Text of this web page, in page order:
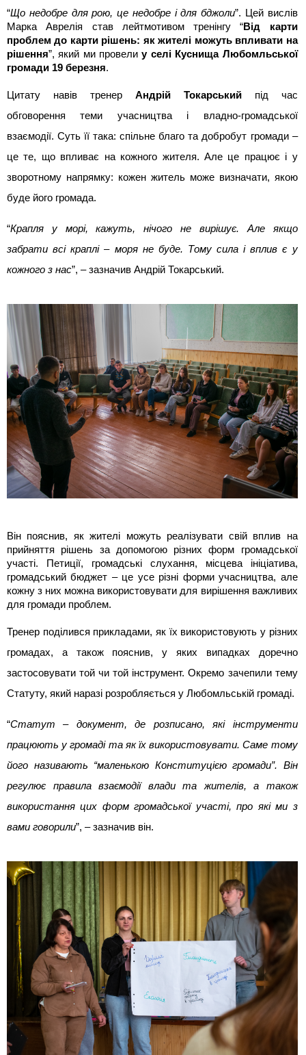
“Що недобре для рою, це недобре і для бджоли”. Цей вислів
Марка Аврелія став лейтмотивом тренінгу “Від карти
проблем до карти рішень: як жителі можуть впливати на
рішення”, який ми провелиу селі Куснища Любомльської
громади 19 березня.
Цитату навів тренер Андрій Токарськийпід час
обговорення теми учасництва і владно-громадської
взаємодії. Суть її така: спільне благо та добробут громади –
це те, що впливає на кожного жителя. Але це працює і у
зворотному напрямку: кожен житель може визначати, якою
буде його громада.
“Крапля у морі, кажуть, нічого не вирішує. Але якщо
забрати всі краплі – моря не буде. Тому сила і вплив є у
кожного з нас”, – зазначив Андрій Токарський.
Він пояснив, як жителі можуть реалізувати свій вплив на
прийняття рішень за допомогою різних форм громадської
участі. Петиції, громадські слухання, місцева ініціатива,
громадський бюджет – це усе різні форми учасництва, але
кожну з них можна використовувати для вирішення важливих
для громади проблем.
Тренер поділився прикладами, як їх використовують у різних
громадах, а також пояснив, у яких випадках доречно
застосовувати той чи той інструмент. Окремо зачепили тему
Статуту, який наразі розробляється у Любомльській громаді.
“Статут – документ, де розписано, які інструменти
працюють у громаді та як їх використовувати. Саме тому
його називають “маленькою Конституцією громади”. Він
регулює правила взаємодії влади та жителів, а також
використання цих форм громадської участі, про які ми з
вами говорили”, – зазначив він.